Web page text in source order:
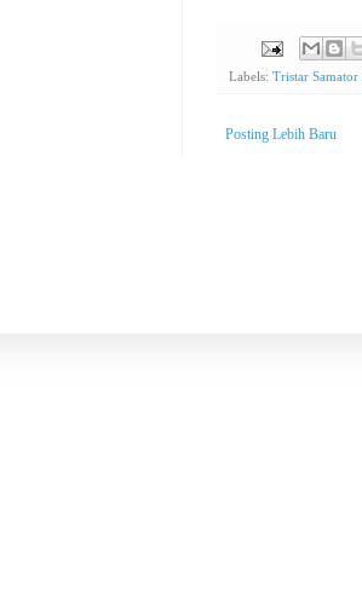
Labels: Tristar Samator
Posting Lebih Baru